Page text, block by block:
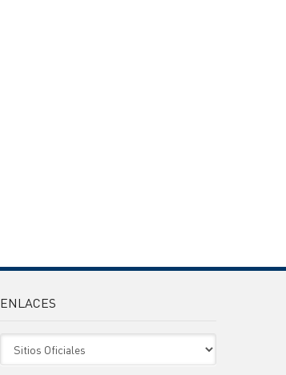
ENLACES